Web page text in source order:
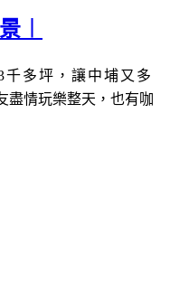
︱
千多坪，讓中埔又多
盡情玩樂整天，也有咖